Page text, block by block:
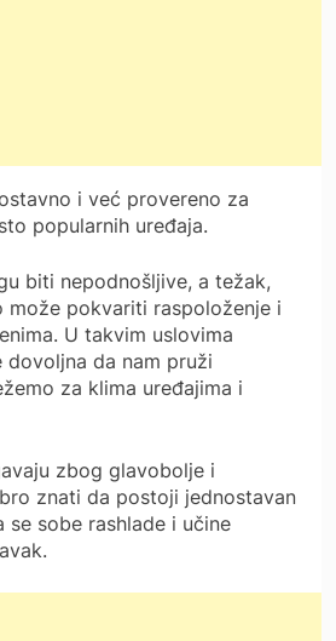
i već provereno za
popularnih uređaja.
biti nepodnošljive, a težak,
može pokvariti raspoloženje i
U takvim uslovima
dovoljna da nam pruži
za klima uređajima i
zbog glavobolje i
znati da postoji jednostavan
se sobe rashlade i učine